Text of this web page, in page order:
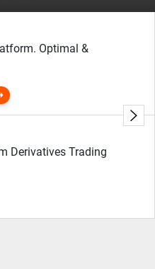
Optimal &
Derivatives Trading